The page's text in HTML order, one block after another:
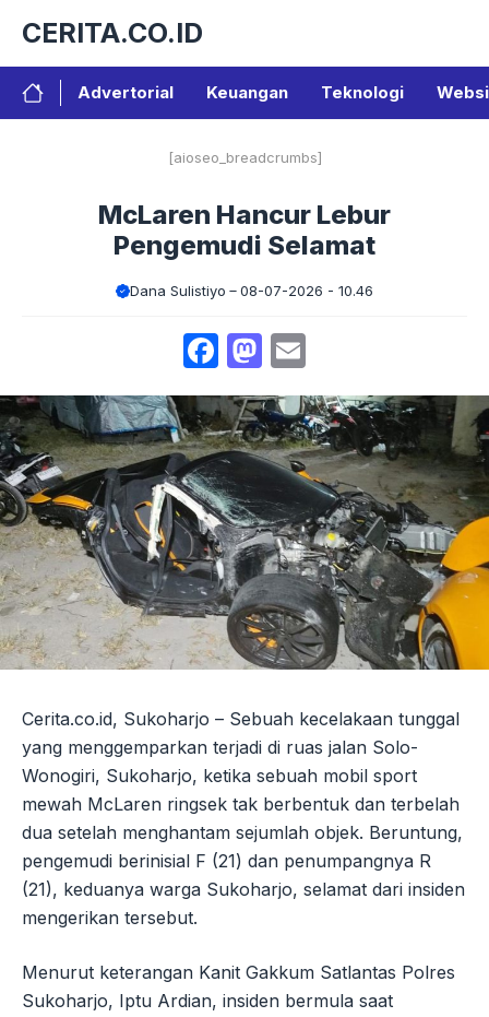
isi
CERITA.CO.ID
Advertorial Keuangan Teknologi
[aioseo_breadcrumbs]
McLaren Hancur Lebur
Pengemudi Selamat
Dana Sulistiyo 08-07-2026 - 10.46
Facebook
Mastodon
Cerita.co.id, Sukoharjo – Sebuah kecelakaan tunggal
yang menggemparkan terjadi di ruas jalan Solo-
Wonogiri, Sukoharjo, ketika sebuah mobil sport
mewah McLaren ringsek tak berbentuk dan terbelah
dua setelah menghantam sejumlah objek. Beruntung,
pengemudi berinisial F (21) dan penumpangnya R
(21), keduanya warga Sukoharjo, selamat dari insiden
mengerikan tersebut.
Menurut keterangan Kanit Gakkum Satlantas Polres
Sukoharjo, Iptu Ardian, insiden bermula saat